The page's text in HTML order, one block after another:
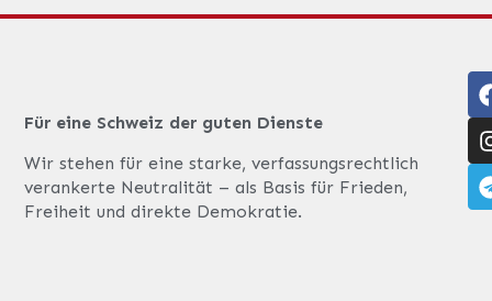
Für eine Schweiz der guten Dienste
Wir stehen für eine starke, verfassungsrechtlich
verankerte Neutralität – als Basis für Frieden,
Freiheit und direkte Demokratie.